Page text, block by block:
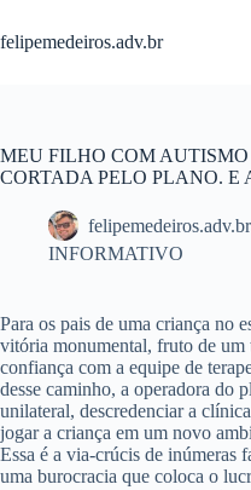
para
o
felipemedeiros.adv.br
MEU FILHO COM
CORTADA PELO PLANO. E
felipemedeiros.adv.br
INFORMATIVO
Para os pais de uma criança no
vitória monumental, fruto de
confiança com a equipe de
desse caminho, a operadora do
unilateral, descredenciar a
jogar a criança em um novo
Essa é a via-crúcis de inúmeras
uma burocracia que coloca o